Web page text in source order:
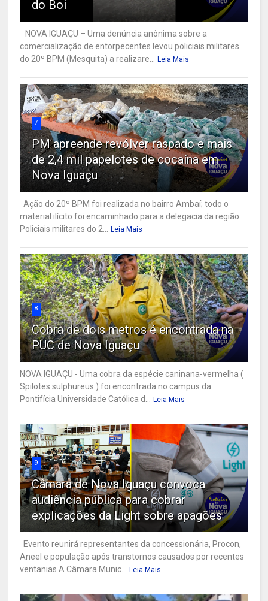
do Boi
NOVA IGUAÇU – Uma denúncia anônima sobre a
comercialização de entorpecentes levou policiais militares
do 20º BPM (Mesquita) a realizare... Leia Mais
7
PM apreende revólver raspado e mais
de 2,4 mil papelotes de cocaína em
Nova Iguaçu
Ação do 20º BPM foi realizada no bairro Ambaí; todo o
material ilícito foi encaminhado para a delegacia da região
Policiais militares do 2... Leia Mais
8
Cobra de dois metros é encontrada na
PUC de Nova Iguaçu
NOVA IGUAÇU - Uma cobra da espécie caninana-vermelha (
Spilotes sulphureus ) foi encontrada no campus da
Pontifícia Universidade Católica d... Leia Mais
9
Câmara de Nova Iguaçu convoca
audiência pública para cobrar
explicações da Light sobre apagões
Evento reunirá representantes da concessionária, Procon,
Aneel e população após transtornos causados por recentes
ventanias A Câmara Munic... Leia Mais